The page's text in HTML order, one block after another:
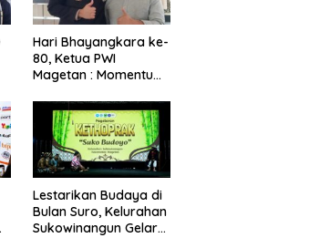
Hari Bhayangkara ke-
80, Ketua PWI
Magetan : Momentum
Kepercayaan Publik
Lestarikan Budaya di
Bulan Suro, Kelurahan
Sukowinangun Gelar